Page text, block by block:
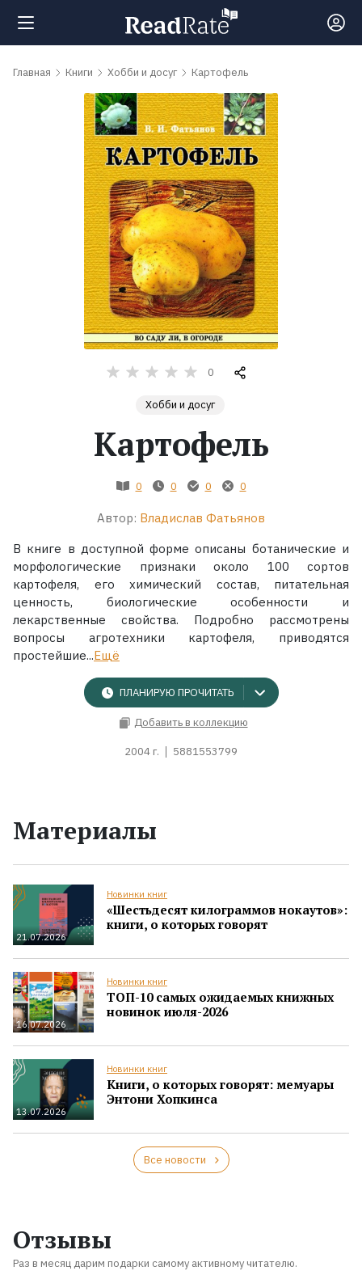
Поиск
Рейтинги
обсуждаемые
Экранизации
Главная Книги Хобби и досуг Картофель
0
Хобби и досуг
Картофель
0 0 0 0
Автор: Владислав Фатьянов
В книге в доступной форме описаны ботанические и
морфологические признаки около 100 сортов
картофеля, его химический состав, питательная
ценность, биологические особенности и
лекарственные свойства. Подробно рассмотрены
вопросы агротехники картофеля, приводятся
простейшие...Ещё
ПЛАНИРУЮ ПРОЧИТАТЬ
Добавить в коллекцию
2004 г. 5881553799
Материалы
21.07.2026
Новинки книг
«Шестьдесят килограммов нокаутов»:
книги, о которых говорят
16.07.2026
Новинки книг
ТОП-10 самых ожидаемых книжных
новинок июля-2026
13.07.2026
Новинки книг
Книги, о которых говорят: мемуары
Энтони Хопкинса
Все новости
Отзывы
Раз в месяц дарим подарки самому активному читателю.